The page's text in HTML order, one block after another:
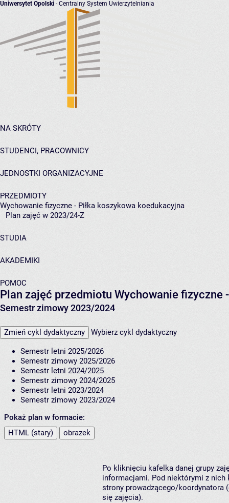
Uniwersytet Opolski - Centralny System Uwierzytelniania
NA SKRÓTY
STUDENCI, PRACOWNICY
JEDNOSTKI ORGANIZACYJNE
PRZEDMIOTY
Wychowanie fizyczne - Piłka koszykowa koedukacyjna
Plan zajęć w 2023/24-Z
STUDIA
AKADEMIKI
POMOC
Plan zajęć przedmiotu Wychowanie fizyczne
Semestr zimowy 2023/2024
Zmień cykl dydaktyczny Wybierz cykl dydaktyczny
Semestr letni 2025/2026
Semestr zimowy 2025/2026
Semestr letni 2024/2025
Semestr zimowy 2024/2025
Semestr letni 2023/2024
Semestr zimowy 2023/2024
Pokaż plan w formacie:
HTML (stary)
obrazek
Po kliknięciu kafelka danej grupy
informacjami. Pod niektórymi z nich
strony prowadzącego/koordynatora
się zajęcia).